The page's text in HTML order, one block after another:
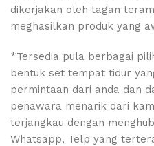
dikerjakan oleh tagan
meghasilkan produk yang
*Tersedia pula berbagai
bentuk set tempat tidur
permintaan dari anda dan
penawara menarik dari
terjangkau dengan
Whatsapp, Telp yang